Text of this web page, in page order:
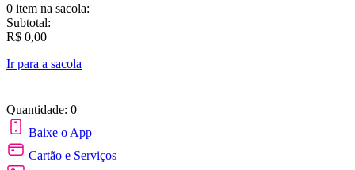
0 item na sacola:
Subtotal:
R$ 0,00
Ir para a sacola
Quantidade: 0
Baixe o App
Cartão e Serviços